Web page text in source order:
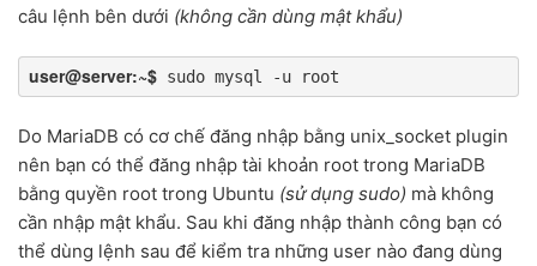
câu lệnh bên dưới (không cần dùng mật khẩu)
user@server:~$ sudo mysql -u root
Do MariaDB có cơ chế đăng nhập bằng unix_socket plugin
nên bạn có thể đăng nhập tài khoản root trong MariaDB
bằng quyền root trong Ubuntu (sử dụng sudo) mà không
cần nhập mật khẩu. Sau khi đăng nhập thành công bạn có
thể dùng lệnh sau để kiểm tra những user nào đang dùng